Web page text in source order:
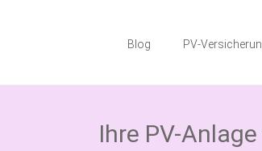
Photovoltaik
Thema
Photovoltaikversicherung,
Blog PV-
Ihre PV-